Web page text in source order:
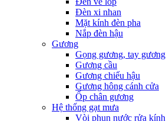
Đèn xi nhan
Mặt kính đèn pha
Nắp đèn hậu
Gương
Gọng gương, tay gương
Gương cầu
Gương chiếu hậu
Gương hông cánh cửa
Ốp chân gương
Hệ thống gạt mưa
Vòi phun nước rửa kính